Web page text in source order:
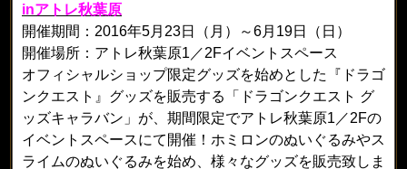
inアトレ秋葉原
開催期間：2016年5月23日（月）～6月19日（日）
開催場所：アトレ秋葉原1／2Fイベントスペース
オフィシャルショップ限定グッズを始めとした『ドラゴ
ンクエスト』グッズを販売する「ドラゴンクエスト グ
ッズキャラバン」が、期間限定でアトレ秋葉原1／2Fの
イベントスペースにて開催！ホミロンのぬいぐるみやス
ライムのぬいぐるみを始め、様々なグッズを販売致しま